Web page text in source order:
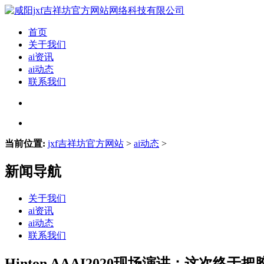
首页
关于我们
ai资讯
ai动态
联系我们
当前位置: jxf吉祥坊官方网站 > ai动态 >
新闻导航
关于我们
ai资讯
ai动态
联系我们